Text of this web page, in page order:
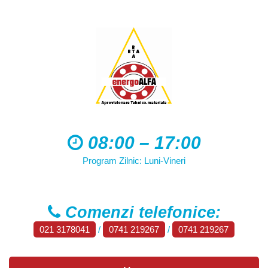
08:00 – 17:00
Program Zilnic: Luni-Vineri
Comenzi telefonice:
021 3178041 / 0741 219267 / 0741 219267